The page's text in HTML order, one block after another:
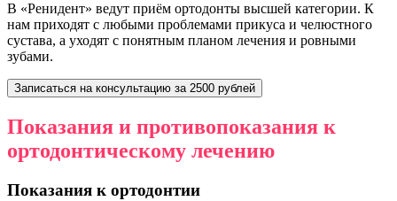
В «Ренидент» ведут приём ортодонты высшей категории. К
нам приходят с любыми проблемами прикуса и челюстного
сустава, а уходят с понятным планом лечения и ровными
зубами.
Записаться на консультацию за 2500 рублей
Показания и противопоказания к
ортодонтическому лечению
Показания к ортодонтии